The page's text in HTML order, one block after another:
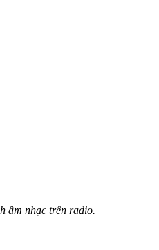
âm nhạc trên radio.